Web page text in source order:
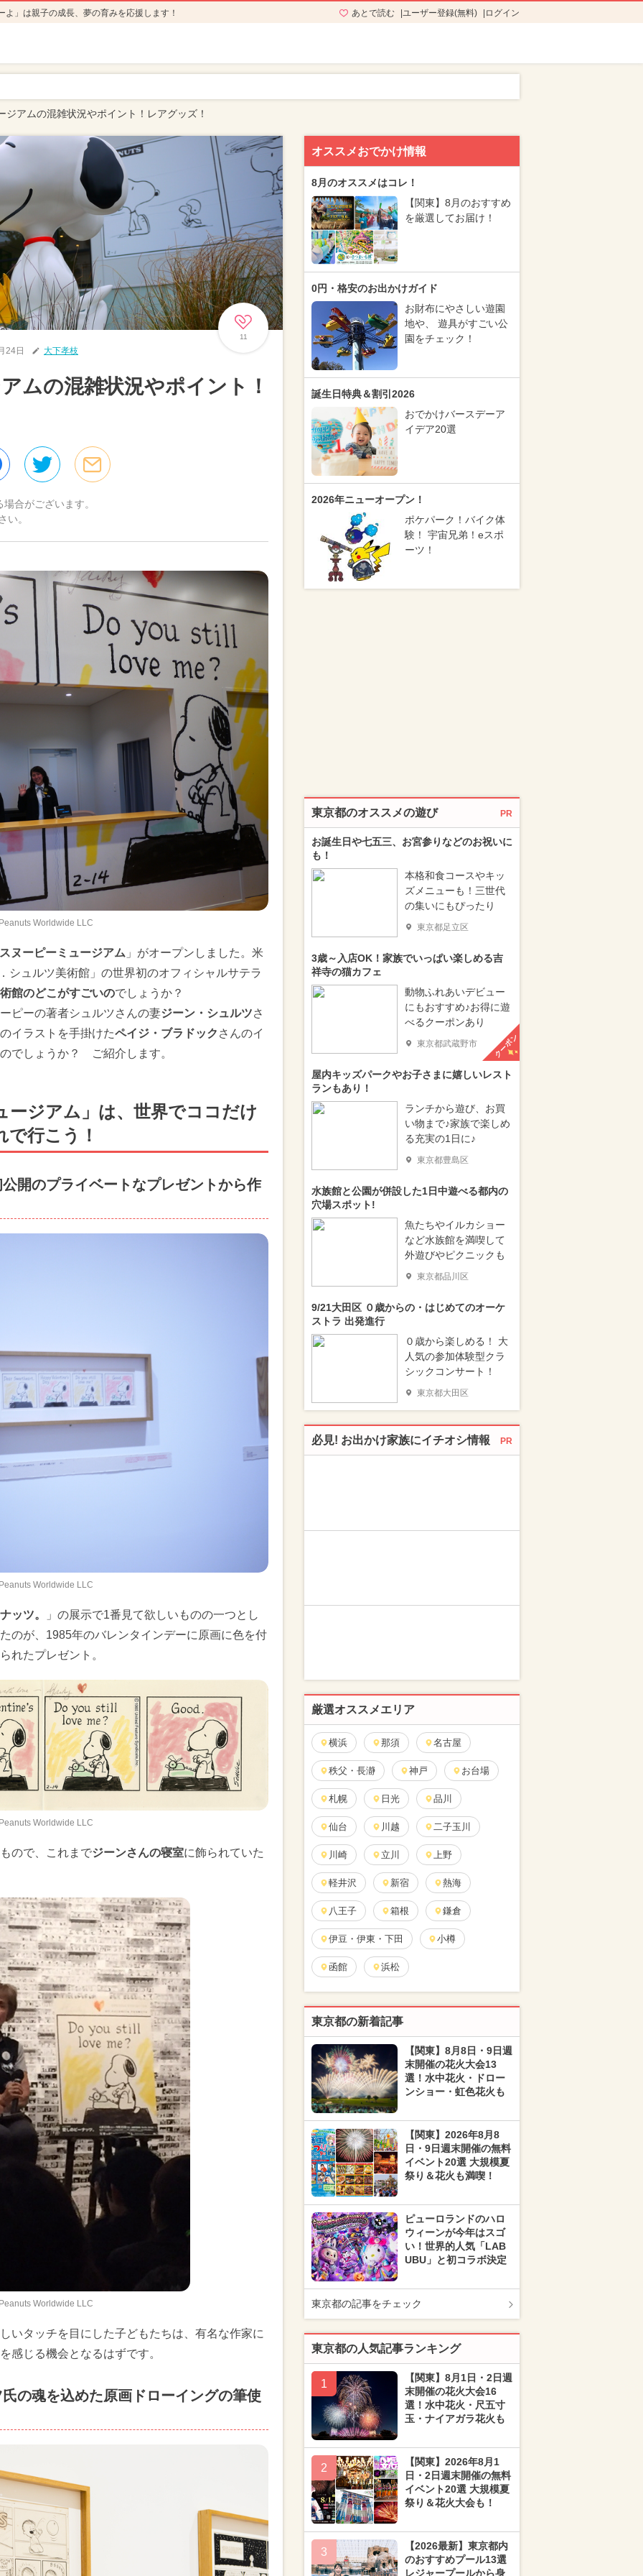
」は親子の成長、夢の育みを応援します！ あとで読む ユーザー登録(無料) ログイン
ジアムの混雑状況やポイント！レアグッズ！
11
24日 大下孝枝
ムの混雑状況やポイント！
合がございます。
い。
Worldwide LLC
スヌーピーミュージアム 」がオープンしました。米
ュルツ美術館」の世界初のオフィシャルサテラ
館のどこがすごいのでしょうか？
ピーの著者シュルツさんの妻ジーン・シュルツさ
イラストを手掛けたペイジ・ブラドック さんのイ
でしょうか？ ご紹介します。
ージアム」は、世界でココだけ
行こう！
開のプライベートなプレゼントから作
Worldwide LLC
ッツ。
」の展示で1番見て欲しいものの一つとし
のが、1985年のバレンタインデーに原画に色を付
れたプレゼント。
Worldwide LLC
ので、これまでジーンさんの寝室に飾られていた
Worldwide LLC
いタッチを目にした子どもたちは、有名な作家に
感じる機会となるはずです。
の魂を込めた原画ドローイングの筆使
オススメおでかけ情報
8月のオススメはコレ！
【関東】8月のおすすめ
を厳選してお届け！
0円・格安のお出かけガイド
お財布にやさしい遊園
地や、 遊具がすごい公
園をチェック！
誕生日特典＆割引2026
おでかけバースデーア
イデア20選
2026年ニューオープン！
ポケパーク！バイク体
験！ 宇宙兄弟！eスポ
ーツ！
東京都のオススメの遊び PR
お誕生日や七五三、お宮参りなどのお祝いに
も！
本格和食コースやキッ
ズメニューも！三世代
の集いにもぴったり
東京都足立区
3歳～入店OK！家族でいっぱい楽しめる吉
祥寺の猫カフェ
動物ふれあいデビュー
にもおすすめ♪お得に遊
べるクーポンあり
東京都武蔵野市 クーポン
屋内キッズパークやお子さまに嬉しいレスト
ランもあり！
ランチから遊び、お買
い物まで♪家族で楽しめ
る充実の1日に♪
東京都豊島区
水族館と公園が併設した1日中遊べる都内の
穴場スポット!
魚たちやイルカショー
など水族館を満喫して
外遊びやピクニックも
東京都品川区
9/21大田区 ０歳からの・はじめてのオーケ
ストラ 出発進行
０歳から楽しめる！ 大
人気の参加体験型クラ
シックコンサート！
東京都大田区
必見! お出かけ家族にイチオシ情報 PR
厳選オススメエリア
横浜 那須 名古屋
秩父・長瀞 神戸 お台場
札幌 日光 品川
仙台 川越 二子玉川
川崎 立川 上野
軽井沢 新宿 熱海
八王子 箱根 鎌倉
伊豆・伊東・下田 小樽
函館 浜松
東京都の新着記事
【関東】8月8日・9日週
末開催の花火大会13
選！水中花火・ドロー
ンショー・虹色花火も
【関東】2026年8月8
日・9日週末開催の無料
イベント20選 大規模夏
祭り＆花火も満喫！
ピューロランドのハロ
ウィーンが今年はスゴ
い！世界的人気「LAB
UBU」と初コラボ決定
東京都の記事をチェック
東京都の人気記事ランキング
1
【関東】8月1日・2日週
末開催の花火大会16
選！水中花火・尺五寸
玉・ナイアガラ花火も
2
【関東】2026年8月1
日・2日週末開催の無料
イベント20選 大規模夏
祭り＆花火大会も！
3
【2026最新】東京都内
のおすすめプール13選
レジャープールから身